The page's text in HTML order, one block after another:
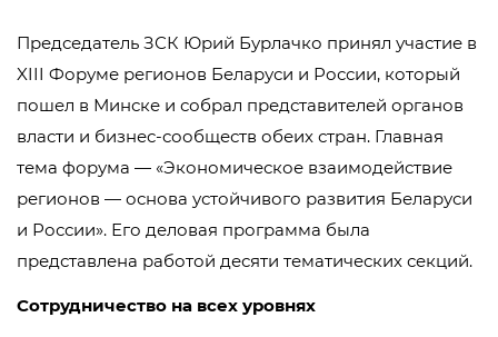
Председатель ЗСК Юрий Бурлачко принял участие в
XIII Форуме регионов Беларуси и России, который
пошел в Минске и собрал представителей органов
власти и бизнес-сообществ обеих стран. Главная
тема форума — «Экономическое взаимодействие
регионов — основа устойчивого развития Беларуси
и России». Его деловая программа была
представлена работой десяти тематических секций.
Сотрудничество на всех уровнях